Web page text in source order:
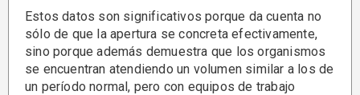
Estos datos son significativos porque da cuenta no
sólo de que la apertura se concreta efectivamente,
sino porque además demuestra que los organismos
se encuentran atendiendo un volumen similar a los de
un período normal, pero con equipos de trabajo